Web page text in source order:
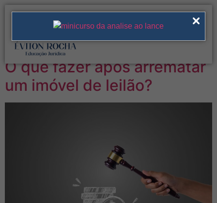
Tag:arrematação do
imóvel
O que fazer após arrematar
um imóvel de leilão?